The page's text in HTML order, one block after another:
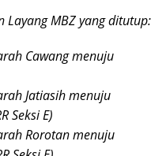
Layang MBZ yang ditutup:
Cawang menuju
Jatiasih menuju
Seksi E)
Rorotan menuju